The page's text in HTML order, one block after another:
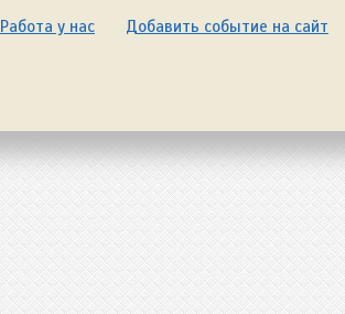
Работа у нас Добавить событие на сайт